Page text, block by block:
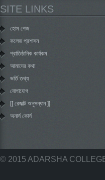
SITE LINKS
হোম পেজ
কলেজ প্রশাসন
প্রাতিষ্ঠানিক কার্যকম
আমাদের কথা
ভর্তি তথ্য
যোগাযোগ
[[ রেজাল্ট অনুসন্ধান ]]
অনার্স কোর্স
© 2015 ADARSHA